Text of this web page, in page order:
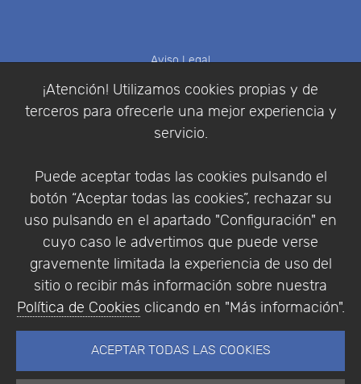
¡Atención! Utilizamos cookies propias y de
terceros para ofrecerle una mejor experiencia y
servicio.
Puede aceptar todas las cookies pulsando el
botón “Aceptar todas las cookies”, rechazar su
uso pulsando en el apartado "Configuración" en
cuyo caso le advertimos que puede verse
gravemente limitada la experiencia de uso del
sitio o recibir más información sobre nuestra
Política de Cookies clicando en "Más información".
ACEPTAR TODAS LAS COOKIES
Aviso Legal
Política de Privacidad
Condiciones de compra
Identificarse
Empresa|Aviso Legal| Política de Privacidad |
Política de Cookies
© Copyright 1994 - 2026. Addlink Software
Científico, S.L.
Portugal.